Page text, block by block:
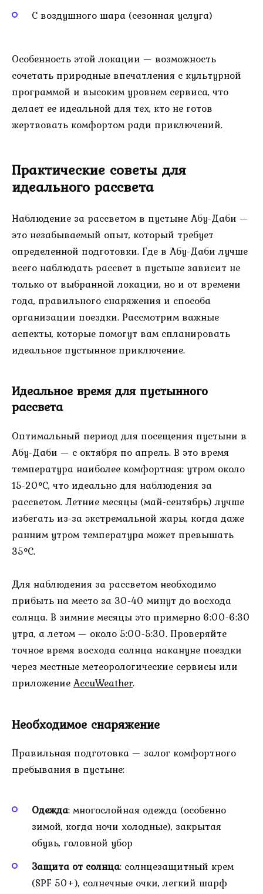
С воздушного шара (сезонная услуга)
Особенность этой локации — возможность
сочетать природные впечатления с культурной
программой и высоким уровнем сервиса, что
делает ее идеальной для тех, кто не готов
жертвовать комфортом ради приключений.
Практические советы для
идеального рассвета
Наблюдение за рассветом в пустыне Абу-Даби —
это незабываемый опыт, который требует
определенной подготовки. Где в Абу-Даби лучше
всего наблюдать рассвет в пустыне зависит не
только от выбранной локации, но и от времени
года, правильного снаряжения и способа
организации поездки. Рассмотрим важные
аспекты, которые помогут вам спланировать
идеальное пустынное приключение.
Идеальное время для пустынного
рассвета
Оптимальный период для посещения пустыни в
Абу-Даби — с октября по апрель. В это время
температура наиболее комфортная: утром около
15-20°C, что идеально для наблюдения за
рассветом. Летние месяцы (май-сентябрь) лучше
избегать из-за экстремальной жары, когда даже
ранним утром температура может превышать
35°C.
Для наблюдения за рассветом необходимо
прибыть на место за 30-40 минут до восхода
солнца. В зимние месяцы это примерно 6:00-6:30
утра, а летом — около 5:00-5:30. Проверяйте
точное время восхода солнца накануне поездки
через местные метеорологические сервисы или
приложениеAccuWeather.
Необходимое снаряжение
Правильная подготовка — залог комфортного
пребывания в пустыне:
Одежда: многослойная одежда (особенно
зимой, когда ночи холодные), закрытая
обувь, головной убор
Защита от солнца: солнцезащитный крем
(SPF 50+), солнечные очки, легкий шарф